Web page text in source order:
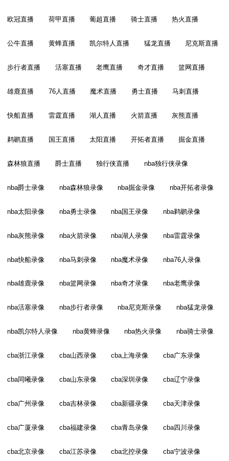
欧冠直播 荷甲直播 葡超直播 骑士直播 热火直播
公牛直播 黄蜂直播 凯尔特人直播 猛龙直播 尼克斯直播
步行者直播 活塞直播 老鹰直播 奇才直播 篮网直播
雄鹿直播 76人直播 魔术直播 勇士直播 马刺直播
快船直播 雷霆直播 湖人直播 火箭直播 灰熊直播
鹈鹕直播 国王直播 太阳直播 开拓者直播 掘金直播
森林狼直播 爵士直播 独行侠直播 nba独行侠录像
nba爵士录像 nba森林狼录像 nba掘金录像 nba开拓者录像
nba太阳录像 nba勇士录像 nba国王录像 nba鹈鹕录像
nba灰熊录像 nba火箭录像 nba湖人录像 nba雷霆录像
nba快船录像 nba马刺录像 nba魔术录像 nba76人录像
nba雄鹿录像 nba篮网录像 nba奇才录像 nba老鹰录像
nba活塞录像 nba步行者录像 nba尼克斯录像 nba猛龙录像
nba凯尔特人录像 nba黄蜂录像 nba热火录像 nba骑士录像
cba浙江录像 cba山西录像 cba上海录像 cba广东录像
cba同曦录像 cba山东录像 cba深圳录像 cba辽宁录像
cba广州录像 cba吉林录像 cba新疆录像 cba天津录像
cba广厦录像 cba福建录像 cba青岛录像 cba四川录像
cba北京录像 cba江苏录像 cba北控录像 cba宁波录像